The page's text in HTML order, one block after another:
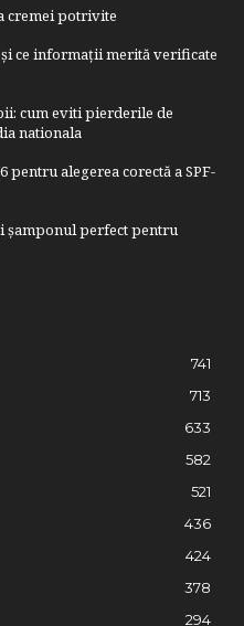
cremei potrivite
ce informații merită verificate
cum eviti pierderile de
nationala
pentru alegerea corectă a SPF-
șamponul perfect pentru
741
713
633
582
521
436
424
378
294